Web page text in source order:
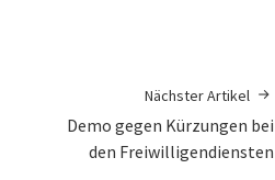
Nächster Artikel
Demo gegen Kürzungen bei
den Freiwilligendiensten